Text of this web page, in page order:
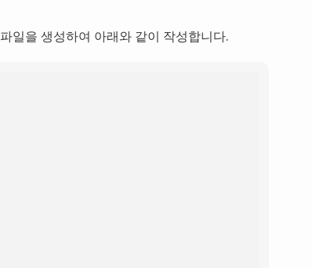
파일을 생성하여 아래와 같이 작성합니다.